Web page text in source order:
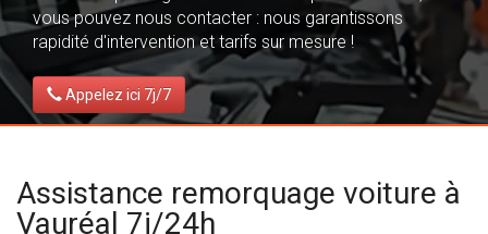
vous pouvez nous contacter : nous garantissons
rapidité d'intervention et tarifs sur mesure !
Appelez ici 7j/7
Assistance remorquage voiture à
Vauréal 7j/24h